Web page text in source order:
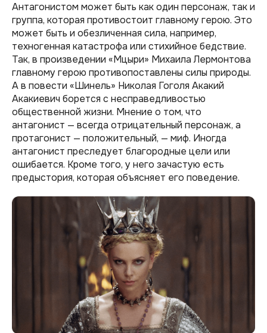
Антагонистом может быть как один персонаж, так и
группа, которая противостоит главному герою. Это
может быть и обезличенная сила, например,
техногенная катастрофа или стихийное бедствие.
Так, в произведении «Мцыри» Михаила Лермонтова
главному герою противопоставлены силы природы.
А в повести «Шинель» Николая Гоголя Акакий
Акакиевич борется с несправедливостью
общественной жизни. Мнение о том, что
антагонист — всегда отрицательный персонаж, а
протагонист — положительный, — миф. Иногда
антагонист преследует благородные цели или
ошибается. Кроме того, у него зачастую есть
предыстория, которая объясняет его поведение.